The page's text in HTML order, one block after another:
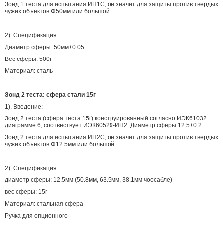
Зонд 1 теста для испытания ИП1С, он значит для защиты против твердых
чужих объектов Φ50мм или большой.
2). Спецификация:
Диаметр сферы: 50мм+0.05
Вес сферы: 500г
Материал: сталь
Зонд 2 теста: сфера стали 15г
1). Введение:
Зонд 2 теста (сфера теста 15г) конструированный согласно ИЭК61032
диаграмме 6, соотвествует ИЭК60529-ИП2. Диаметр сферы 12.5+0.2.
Зонд 2 теста для испытания ИП2С, он значит для защиты против твердых
чужих объектов Φ12.5мм или большой.
2). Спецификация:
диаметр сферы: 12.5мм (50.8мм, 63.5мм, 38.1мм чоосабле)
вес сферы: 15г
Материал: стальная сфера
Ручка для опционного